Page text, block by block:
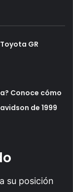
GR
Conoce cómo
de 1999
su posición